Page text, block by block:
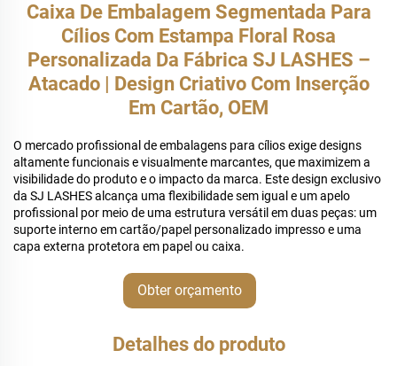
Caixa De Embalagem Segmentada Para
Cílios Com Estampa Floral Rosa
Personalizada Da Fábrica SJ LASHES –
Atacado | Design Criativo Com Inserção
Em Cartão, OEM
O mercado profissional de embalagens para cílios exige designs
altamente funcionais e visualmente marcantes, que maximizem a
visibilidade do produto e o impacto da marca. Este design exclusivo
da SJ LASHES alcança uma flexibilidade sem igual e um apelo
profissional por meio de uma estrutura versátil em duas peças: um
suporte interno em cartão/papel personalizado impresso e uma
capa externa protetora em papel ou caixa.
Obter orçamento
Detalhes do produto